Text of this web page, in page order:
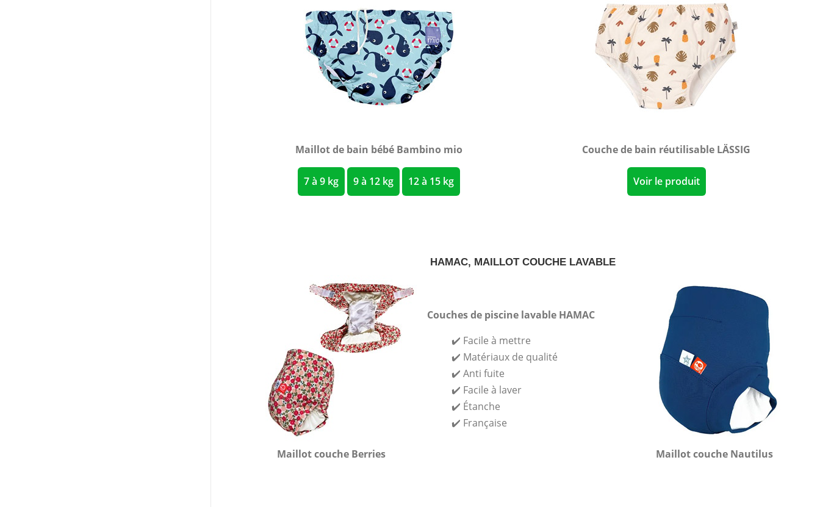
Maillot de bain bébé Bambino mio
7 à 9 kg 9 à 12 kg 12 à 15 kg
Couche de bain réutilisable LÄSSIG
Voir le produit
HAMAC, MAILLOT COUCHE LAVABLE
Maillot couche Berries
Couches de piscine lavable HAMAC
✔️ Facile à mettre
✔️ Matériaux de qualité
✔️ Anti fuite
✔️ Facile à laver
✔️ Étanche
✔️ Française
Maillot couche Nautilus